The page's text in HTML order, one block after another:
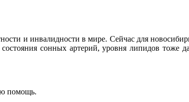
и инвалидности в мире. Сейчас для
сонных артерий, уровня липидов тоже
помощь.